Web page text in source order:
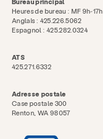
Heures de bureau : MF 9h-17h
Anglais : 425.226.5062
Espagnol : 425.282.0324
ATS
425.271.6332
Adresse postale
Case postale 300
Renton, WA 98057